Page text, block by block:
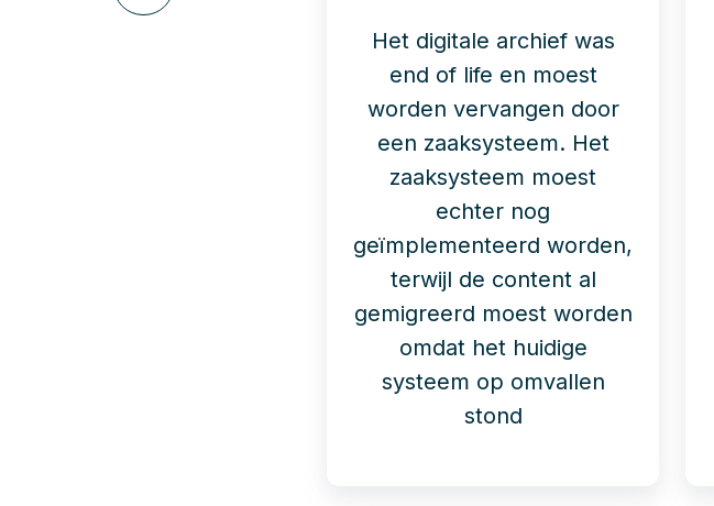
Het digitale archief was
end of life en moest
worden vervangen door
een zaaksysteem. Het
zaaksysteem moest
echter nog
geïmplementeerd worden,
terwijl de content al
gemigreerd moest worden
omdat het huidige
systeem op omvallen
stond
via